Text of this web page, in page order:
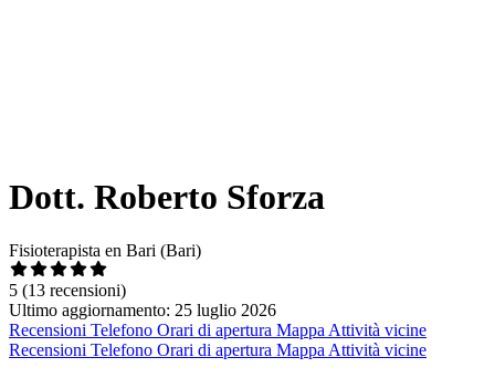
Dott. Roberto Sforza
Fisioterapista en Bari (Bari)
5 (13 recensioni)
Ultimo aggiornamento: 25 luglio 2026
Recensioni Telefono Orari di apertura Mappa Attività vicine
Recensioni Telefono Orari di apertura Mappa Attività vicine